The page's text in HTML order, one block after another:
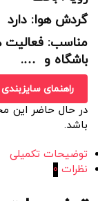
گردش هوا: دارد
مناسب: فعالیت
باشگاه و ….
راهنمای سایزبندی
در حال حاضر این
باشد.
توضیحات تکمیلی
نظرات 0